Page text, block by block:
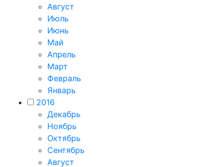
Август
Июль
Июнь
Май
Апрель
Март
Февраль
Январь
2016
Декабрь
Ноябрь
Октябрь
Сентябрь
Август